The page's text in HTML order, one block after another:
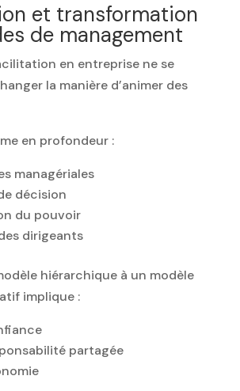
et transformation
de management
en entreprise ne se
la manière d’animer des
en profondeur :
managériales
décision
du pouvoir
dirigeants
hiérarchique à un modèle
implique :
partagée